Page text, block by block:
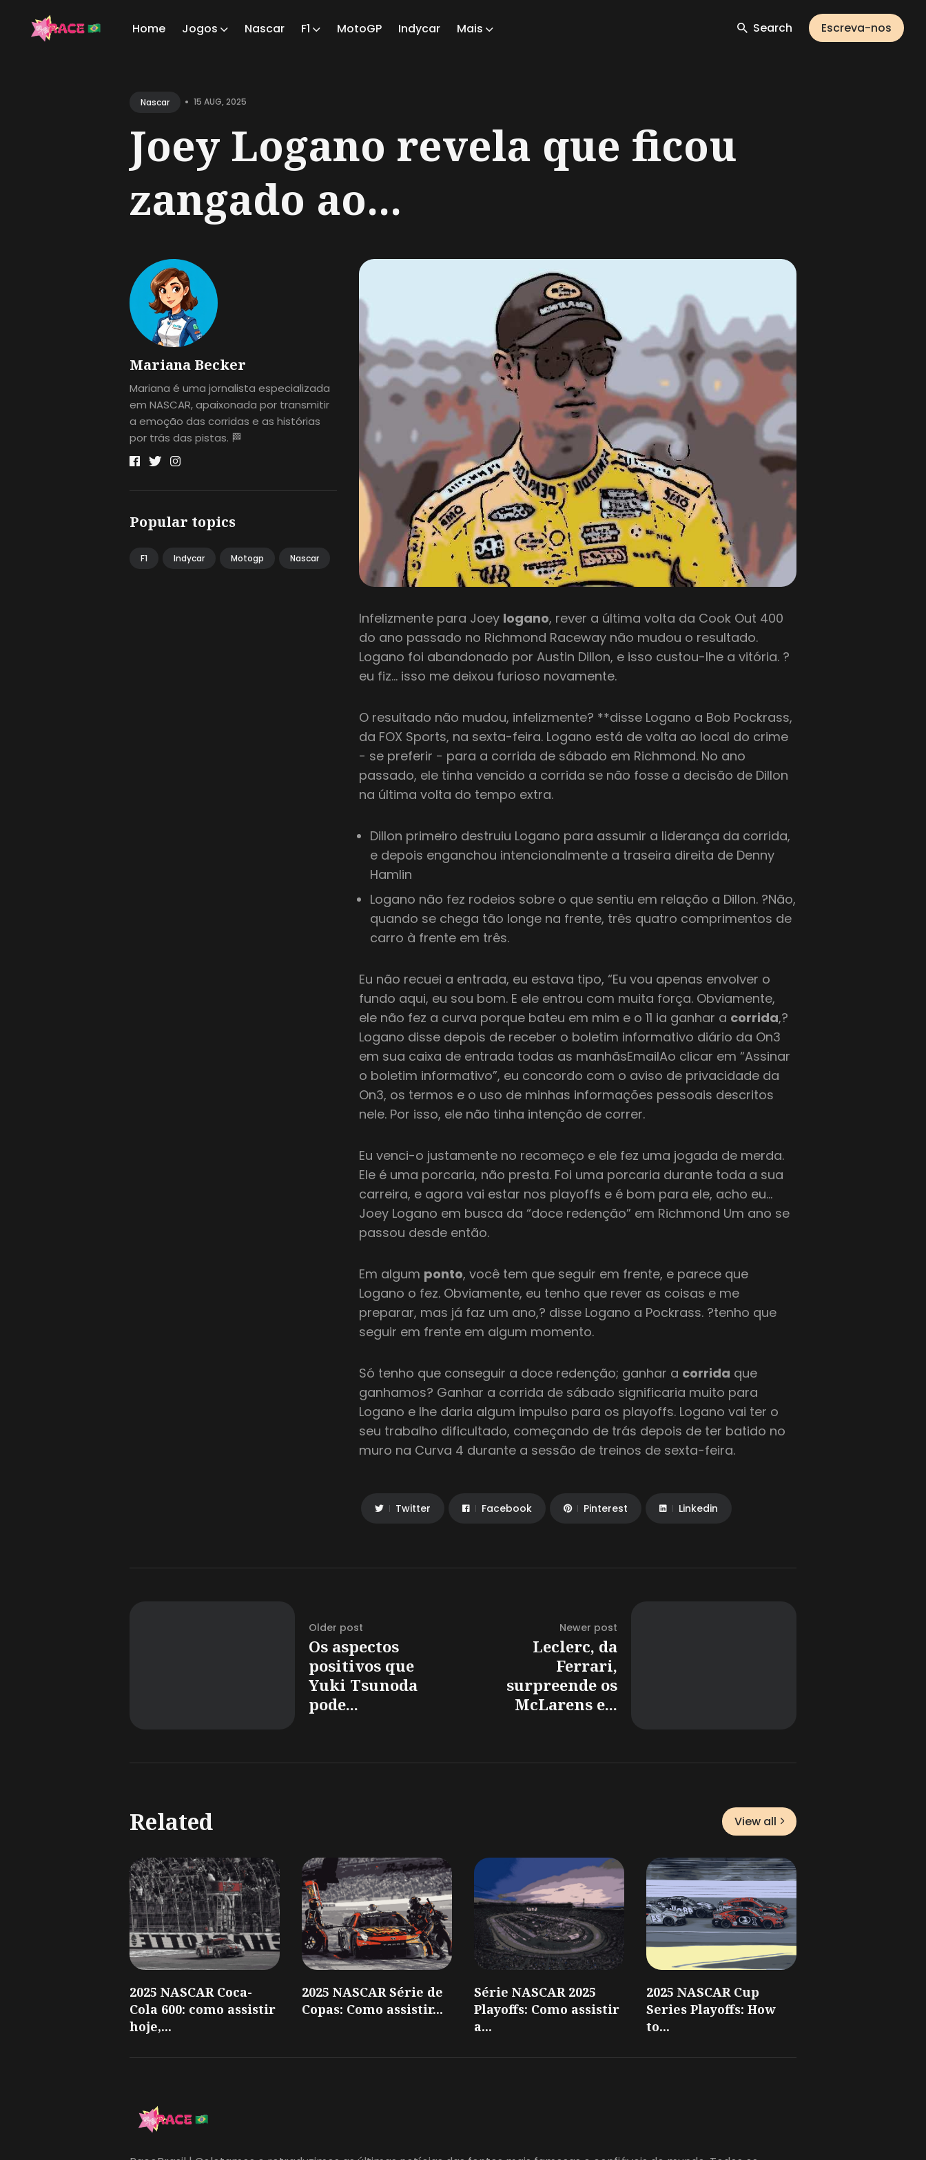
Home Jogos Nascar F1 MotoGP Indycar Mais Search Escreva-nos
Nascar • 15 AUG, 2025
Joey Logano revela que ficou
zangado ao...
Mariana Becker
Mariana é uma jornalista especializada
em NASCAR, apaixonada por transmitir
a emoção das corridas e as histórias
por trás das pistas. 🏁
Popular topics
F1 Indycar Motogp Nascar
Infelizmente para Joey logano, rever a última volta da Cook Out 400
do ano passado no Richmond Raceway não mudou o resultado.
Logano foi abandonado por Austin Dillon, e isso custou-lhe a vitória. ?
eu fiz… isso me deixou furioso novamente.
O resultado não mudou, infelizmente? **disse Logano a Bob Pockrass,
da FOX Sports, na sexta-feira. Logano está de volta ao local do crime
- se preferir - para a corrida de sábado em Richmond. No ano
passado, ele tinha vencido a corrida se não fosse a decisão de Dillon
na última volta do tempo extra.
Dillon primeiro destruiu Logano para assumir a liderança da corrida,
e depois enganchou intencionalmente a traseira direita de Denny
Hamlin
Logano não fez rodeios sobre o que sentiu em relação a Dillon. ?Não,
quando se chega tão longe na frente, três quatro comprimentos de
carro à frente em três.
Eu não recuei a entrada, eu estava tipo, “Eu vou apenas envolver o
fundo aqui, eu sou bom. E ele entrou com muita força. Obviamente,
ele não fez a curva porque bateu em mim e o 11 ia ganhar a corrida,?
Logano disse depois de receber o boletim informativo diário da On3
em sua caixa de entrada todas as manhãsEmailAo clicar em “Assinar
o boletim informativo”, eu concordo com o aviso de privacidade da
On3, os termos e o uso de minhas informações pessoais descritos
nele. Por isso, ele não tinha intenção de correr.
Eu venci-o justamente no recomeço e ele fez uma jogada de merda.
Ele é uma porcaria, não presta. Foi uma porcaria durante toda a sua
carreira, e agora vai estar nos playoffs e é bom para ele, acho eu…
Joey Logano em busca da “doce redenção” em Richmond Um ano se
passou desde então.
Em algum ponto, você tem que seguir em frente, e parece que
Logano o fez. Obviamente, eu tenho que rever as coisas e me
preparar, mas já faz um ano,? disse Logano a Pockrass. ?tenho que
seguir em frente em algum momento.
Só tenho que conseguir a doce redenção; ganhar a corrida que
ganhamos? Ganhar a corrida de sábado significaria muito para
Logano e lhe daria algum impulso para os playoffs. Logano vai ter o
seu trabalho dificultado, começando de trás depois de ter batido no
muro na Curva 4 durante a sessão de treinos de sexta-feira.
Twitter Facebook Pinterest Linkedin
Older post
Os aspectos
positivos que
Yuki Tsunoda
pode...
Newer post
Leclerc, da
Ferrari,
surpreende os
McLarens e...
Related View all
2025 NASCAR Coca-
Cola 600: como assistir
hoje,...
2025 NASCAR Série de
Copas: Como assistir...
Série NASCAR 2025
Playoffs: Como assistir
a...
2025 NASCAR Cup
Series Playoffs: How
to...